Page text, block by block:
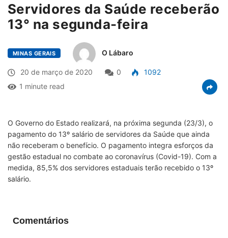
Servidores da Saúde receberão
13° na segunda-feira
MINAS GERAIS O Lábaro
20 de março de 2020 0
1092
1 minute read
O Governo do Estado realizará, na próxima segunda (23/3), o
pagamento do 13º salário de servidores da Saúde que ainda
não receberam o benefício. O pagamento integra esforços da
gestão estadual no combate ao coronavírus (Covid-19). Com a
medida, 85,5% dos servidores estaduais terão recebido o 13º
salário.
Comentários